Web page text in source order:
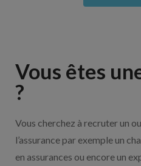
Vous êtes
?
Vous cherchez à recruter un
l’assurance par exemple un
en assurances ou encore un